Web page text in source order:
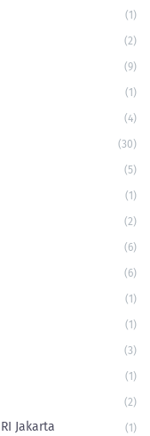
(1)
(2)
(9)
(1)
(4)
(30)
(5)
(1)
(2)
(6)
(6)
(1)
(1)
(3)
(1)
(2)
Jakarta (1)